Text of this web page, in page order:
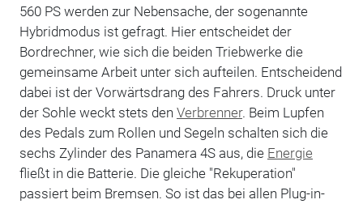
560 PS werden zur Nebensache, der sogenannte
Hybridmodus ist gefragt. Hier entscheidet der
Bordrechner, wie sich die beiden Triebwerke die
gemeinsame Arbeit unter sich aufteilen. Entscheidend
dabei ist der Vorwärtsdrang des Fahrers. Druck unter
der Sohle weckt stets den Verbrenner. Beim Lupfen
des Pedals zum Rollen und Segeln schalten sich die
sechs Zylinder des Panamera 4S aus, die Energie
fließt in die Batterie. Die gleiche "Rekuperation"
passiert beim Bremsen. So ist das bei allen Plug-in-